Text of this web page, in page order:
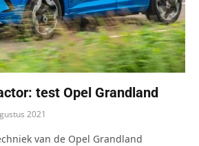
test Opel Grandland
2021
van de Opel Grandland